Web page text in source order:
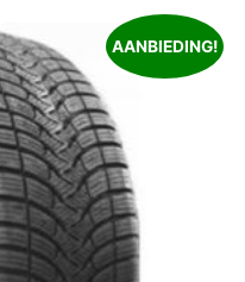
AANBIEDING!